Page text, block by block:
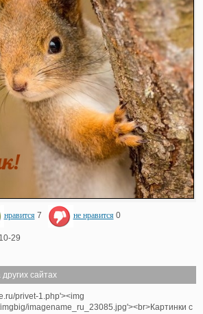
нравится 7 не нравится 0
29
сайтах
privet-1.php'><img
imagename_ru_23085.jpg'><br>Картинки с